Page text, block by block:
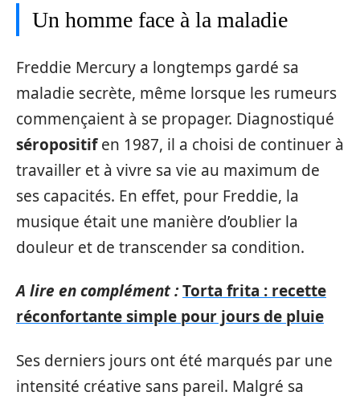
Un homme face à la maladie
Freddie Mercury a longtemps gardé sa
maladie secrète, même lorsque les rumeurs
commençaient à se propager. Diagnostiqué
séropositifen 1987, il a choisi de continuer à
travailler et à vivre sa vie au maximum de
ses capacités. En effet, pour Freddie, la
musique était une manière d’oublier la
douleur et de transcender sa condition.
A lire en complément :Torta frita : recette
réconfortante simple pour jours de pluie
Ses derniers jours ont été marqués par une
intensité créative sans pareil. Malgré sa